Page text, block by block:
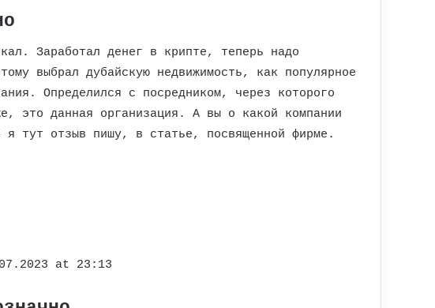
Заработал денег в крипте, теперь надо
выбрал дубайскую недвижимость, как популярное
Определился с посредником, через которого
это данная организация. А вы о какой компании
я тут отзыв пишу, в статье, посвященной фирме.
at 23:13